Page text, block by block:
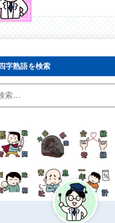
字熟語を検索